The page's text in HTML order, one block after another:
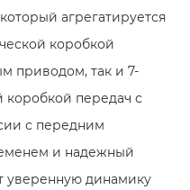
агрегатируется
коробкой
приводом, так и 7-
коробкой передач с
с передним
и надежный
уверенную динамику